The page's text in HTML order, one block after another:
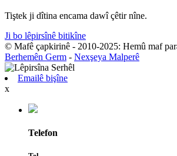
Tiştek ji dîtina encama dawî çêtir nîne.
Ji bo lêpirsînê bitikîne
© Mafê çapkirinê - 2010-2025: Hemû maf
Berhemên Germ - Nexşeya Malperê
Emailê bişîne
x
Telefon